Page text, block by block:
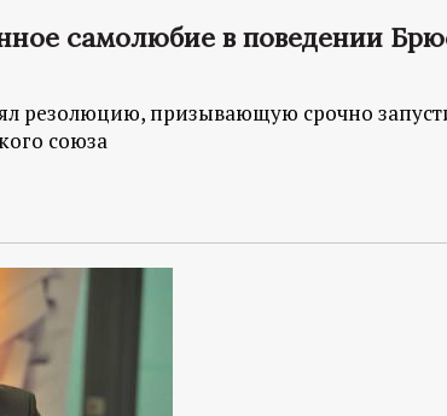
самолюбие в поведении
резолюцию, призывающую срочно
союза